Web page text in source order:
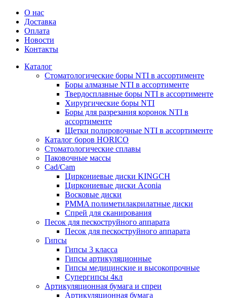
О нас
Доставка
Оплата
Новости
Контакты
Каталог
Стоматологические боры NTI в ассортименте
Боры алмазные NTI в ассортименте
Твердосплавные боры NTI в ассортименте
Хирургические боры NTI
Боры для разрезания коронок NTI в
ассортименте
Щетки полировочные NTI в ассортименте
Каталог боров HORICO
Стоматологические сплавы
Паковочные массы
Сad/Сam
Циркониевые диски KINGCH
Циркониевые диски Aconia
Восковые диски
PMMA полиметилакрилатные диски
Спрей для сканирования
Песок для пескоструйного аппарата
Песок для пескоструйного аппарата
Гипсы
Гипсы 3 класса
Гипсы артикуляционные
Гипсы медицинские и высокопрочные
Супергипсы 4кл
Артикуляционная бумага и спреи
Артикуляционная бумага